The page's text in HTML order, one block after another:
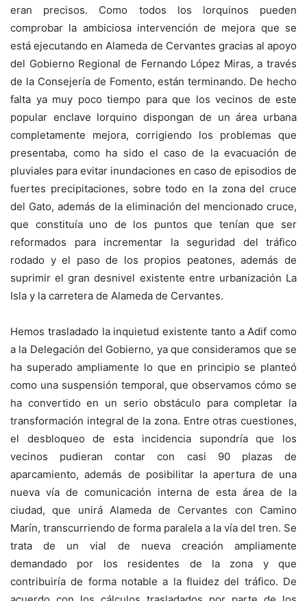
eran precisos. Como todos los lorquinos pueden
comprobar la ambiciosa intervención de mejora que se
está ejecutando en Alameda de Cervantes gracias al apoyo
del Gobierno Regional de Fernando López Miras, a través
de la Consejería de Fomento, están terminando. De hecho
falta ya muy poco tiempo para que los vecinos de este
popular enclave lorquino dispongan de un área urbana
completamente mejora, corrigiendo los problemas que
presentaba, como ha sido el caso de la evacuación de
pluviales para evitar inundaciones en caso de episodios de
fuertes precipitaciones, sobre todo en la zona del cruce
del Gato, además de la eliminación del mencionado cruce,
que constituía uno de los puntos que tenían que ser
reformados para incrementar la seguridad del tráfico
rodado y el paso de los propios peatones, además de
suprimir el gran desnivel existente entre urbanización La
Isla y la carretera de Alameda de Cervantes.
Hemos trasladado la inquietud existente tanto a Adif como
a la Delegación del Gobierno, ya que consideramos que se
ha superado ampliamente lo que en principio se planteó
como una suspensión temporal, que observamos cómo se
ha convertido en un serio obstáculo para completar la
transformación integral de la zona. Entre otras cuestiones,
el desbloqueo de esta incidencia supondría que los
vecinos pudieran contar con casi 90 plazas de
aparcamiento, además de posibilitar la apertura de una
nueva vía de comunicación interna de esta área de la
ciudad, que unirá Alameda de Cervantes con Camino
Marín, transcurriendo de forma paralela a la vía del tren. Se
trata de un vial de nueva creación ampliamente
demandado por los residentes de la zona y que
contribuiría de forma notable a la fluidez del tráfico. De